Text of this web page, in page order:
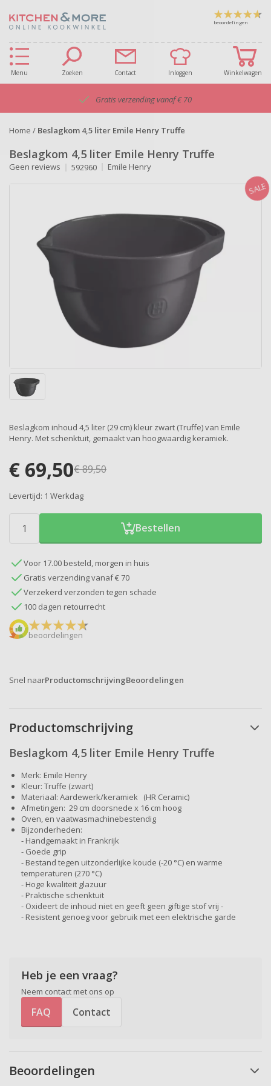
beoordelingen
Menu Zoeken Contact Inloggen Winkelwagen
Gratis verzending vanaf € 70
Home / Beslagkom 4,5 liter Emile Henry Truffe
Beslagkom 4,5 liter Emile Henry Truffe
Geen reviews 592960 Emile Henry
SALE
Beslagkom inhoud 4,5 liter (29 cm) kleur zwart (Truffe) van Emile
Henry. Met schenktuit, gemaakt van hoogwaardig keramiek.
€89,50
€ 69,50
Levertijd: 1 Werkdag
Bestellen
Voor 17.00 besteld, morgen in huis
Gratis verzending vanaf € 70
Verzekerd verzonden tegen schade
100 dagen retourrecht
beoordelingen
Heb je een vraag?
Neem contact met ons op
FAQ Contact
Snel naarProductomschrijvingBeoordelingen
Productomschrijving
Beslagkom 4,5 liter Emile Henry Truffe
Merk: Emile Henry
Kleur: Truffe (zwart)
Materiaal: Aardewerk/keramiek (HR Ceramic)
Afmetingen: 29 cm doorsnede x 16 cm hoog
Oven, en vaatwasmachinebestendig
Bijzonderheden:
- Handgemaakt in Frankrijk
- Goede grip
- Bestand tegen uitzonderlijke koude (-20 °C) en warme
temperaturen (270 °C)
- Hoge kwaliteit glazuur
- Praktische schenktuit
- Oxideert de inhoud niet en geeft geen giftige stof vrij -
- Resistent genoeg voor gebruik met een elektrische garde
Beoordelingen